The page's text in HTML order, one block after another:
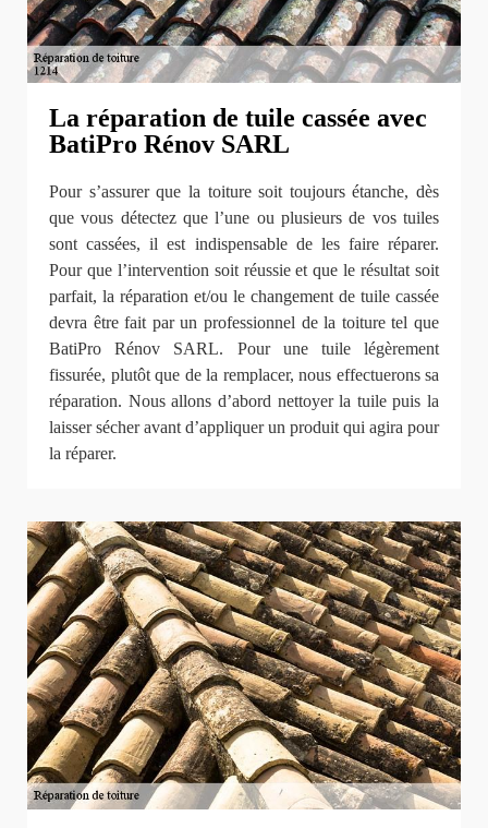
La réparation de tuile cassée avec
BatiPro Rénov SARL
Pour s’assurer que la toiture soit toujours étanche, dès
que vous détectez que l’une ou plusieurs de vos tuiles
sont cassées, il est indispensable de les faire réparer.
Pour que l’intervention soit réussie et que le résultat soit
parfait, la réparation et/ou le changement de tuile cassée
devra être fait par un professionnel de la toiture tel que
BatiPro Rénov SARL. Pour une tuile légèrement
fissurée, plutôt que de la remplacer, nous effectuerons sa
réparation. Nous allons d’abord nettoyer la tuile puis la
laisser sécher avant d’appliquer un produit qui agira pour
la réparer.